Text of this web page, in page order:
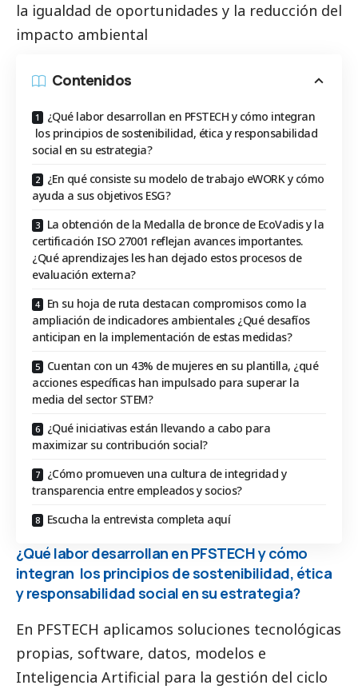
la igualdad de oportunidades y la reducción del
impacto ambiental
Contenidos
¿Qué labor desarrollan en PFSTECH y cómo integran
los principios de sostenibilidad, ética y responsabilidad
social en su estrategia?
¿En qué consiste su modelo de trabajo eWORK y cómo
ayuda a sus objetivos ESG?
La obtención de la Medalla de bronce de EcoVadis y la
certificación ISO 27001 reflejan avances importantes.
¿Qué aprendizajes les han dejado estos procesos de
evaluación externa?
En su hoja de ruta destacan compromisos como la
ampliación de indicadores ambientales ¿Qué desafíos
anticipan en la implementación de estas medidas?
Cuentan con un 43% de mujeres en su plantilla, ¿qué
acciones específicas han impulsado para superar la
media del sector STEM?
¿Qué iniciativas están llevando a cabo para
maximizar su contribución social?
¿Cómo promueven una cultura de integridad y
transparencia entre empleados y socios?
Escucha la entrevista completa aquí
¿Qué labor desarrollan en PFSTECH y cómo
integran los principios de sostenibilidad, ética
y responsabilidadsocial en su estrategia?
En PFSTECH aplicamos soluciones tecnológicas
propias, software, datos, modelos e
Inteligencia Artificial para la gestión del ciclo